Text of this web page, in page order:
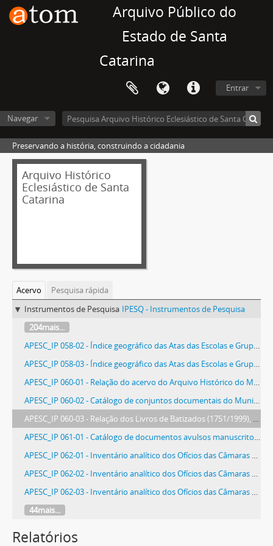
Arquivo Público do
Estado de Santa
Catarina
Entrar
Navegar
Preservando a história, construindo a cidadania
Arquivo Histórico
Eclesiástico de Santa
Catarina
Acervo
Pesquisa rápida
Instrumentos de Pesquisa IPESQ - Instrumentos de Pesquisa
204mais...
APESC_IP 058-02 - Índice geográfico das Atas das Escolas e Grupos Escolares (1951), v. 13
APESC_IP 058-03 - Índice geográfico das Atas das Escolas e Grupos Escolares (1951/1953), v. 14
APESC_IP 060-01 - Relação do acervo do Arquivo Histórico do Município de Florianópolis (1715/1893)
APESC_IP 060-02 - Catálogo de conjuntos documentais do Município de Florianópolis: Câmara de Desterro/Florianópolis (1715/1965) e Cemitérios Públicos (1841/1962)
APESC_IP 060-03 - Relação dos Livros de Batizados (1751/1999), Casamentos (1714/1989) e Óbitos (1772/1961) do Arquivo Histórico Eclesiástico de Santa Catarina
APESC_IP 061-01 - Catálogo de documentos avulsos manuscritos referentes à Capitania de Santa Catarina (1717/1827)
APESC_IP 062-01 - Inventário analítico dos Ofícios das Câmaras Municipais para Governo da Capitania, Presidência da Província e Junta Governativa Provisória (1776/1829), v. 1
APESC_IP 062-02 - Inventário analítico dos Ofícios das Câmaras Municipais para Presidência da Província (1830/1833), v. 2
APESC_IP 062-03 - Inventário analítico dos Ofícios das Câmaras Municipais para Presidência da Província (1833/1836) v. 3
44mais...
Relatórios